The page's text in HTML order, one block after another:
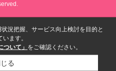
況把握、サービス向上検討を目的と
ます。
ついて」 をご確認ください。
る